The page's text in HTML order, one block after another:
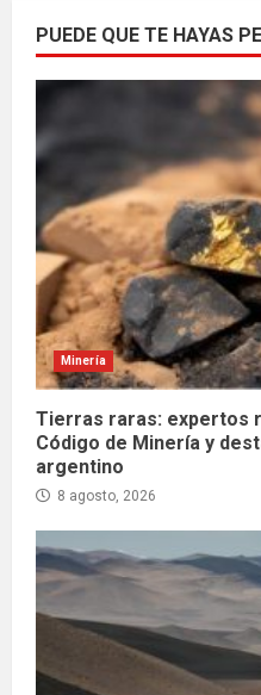
PUEDE QUE TE HAYAS
Minería
Tierras raras: expertos
Código de Minería y
argentino
8 agosto, 2026